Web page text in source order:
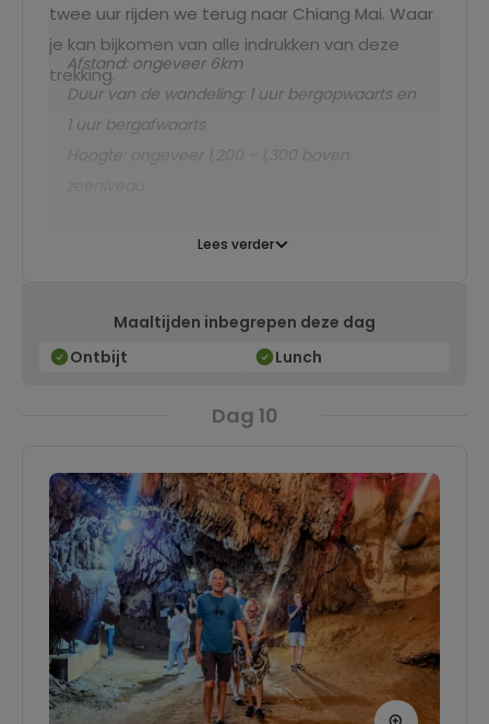
twee uur rijden we terug naar Chiang Mai. Waar
je kan bijkomen van alle indrukken van deze
trekking.
Afstand: ongeveer 6km
Duur van de wandeling: 1 uur bergopwaarts en
1 uur bergafwaarts
Hoogte: ongeveer 1,200 - 1,300 boven
Lees verder
Maaltijden inbegrepen deze dag
Ontbijt
Lunch
Dag 10